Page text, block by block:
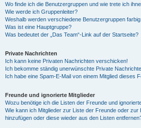
Wo finde ich die Benutzergruppen und wie trete ich
Wie werde ich Gruppenleiter?
Weshalb werden verschiedene Benutzergruppen
Was ist eine Hauptgruppe?
Was bedeutet der „Das Team“-Link auf der Startseite?
Private Nachrichten
Ich kann keine Privaten Nachrichten verschicken!
Ich bekomme ständig unerwünschte Private
Ich habe eine Spam-E-Mail von einem Mitglied dieses
Freunde und ignorierte Mitglieder
Wozu benötige ich die Listen der Freunde und
Wie kann ich Mitglieder zur Liste der Freunde oder zur
hinzufügen oder diese wieder aus den Listen